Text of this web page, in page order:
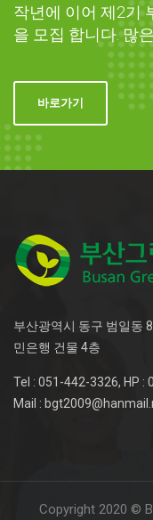
작년에 이어 제2기
을 모집 합니다. 많
바로가기
부산광역시 동구 범일동
민은행 건물 4층
Tel : 051-442-3326, HP :
Mail :
Copyright 2020 ©